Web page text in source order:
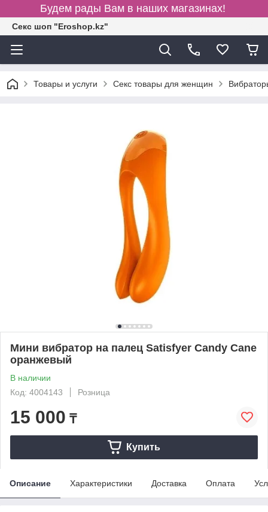
Будем рады Вам в наших магазинах!
Секс шоп "Eroshop.kz"
Товары и услуги Секс товары для женщин
Мини вибратор на палец Satisfyer Candy Cane
оранжевый
В наличии
Код: 4004143
Розница
15 000 ₸
Купить
Описание Характеристики Доставка Оплата